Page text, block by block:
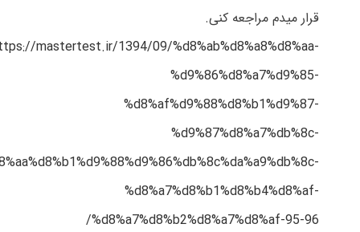
قرار میدم مراجعه کنی.
mastertest.ir/1394/09/%d8%ab%d8%a8%d8%aa-
%d9%86%d8%a7%d9%85-
%d8%af%d9%88%d8%b1%d9%87-
%d9%87%d8%a7%db%8c-
%d8%a7%d8%b1%d8%b4%d8%af-
%d8%a7%d8%b2%d8%a7%d8%af-95-96/